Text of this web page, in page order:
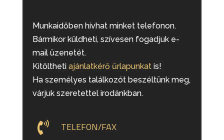
Munkaidőben hívhat minket telefonon.
Bármikor küldheti, szívesen fogadjuk e-
mail üzenetét.
Kitöltheti ajánlatkérő űrlapunkatis!
Ha személyes találkozót beszéltünk meg,
várjuk szeretettel irodánkban.
 TELEFON/FAX